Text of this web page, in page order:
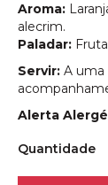
Aroma:
alecrim.
Paladar:
Servir: A uma
Alerta
Quantidade